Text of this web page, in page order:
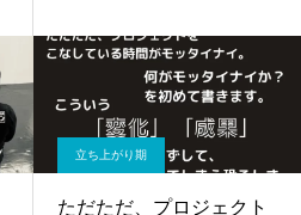
立ち上がり期
ただただ、プロジェクト